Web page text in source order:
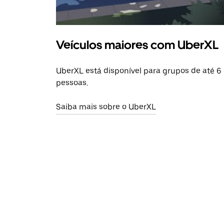
Veículos maiores com UberXL
UberXL está disponível para grupos de até 6
pessoas.
Saiba mais sobre o UberXL